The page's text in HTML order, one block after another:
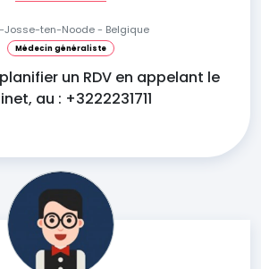
Josse-ten-Noode - Belgique
Médecin généraliste
un RDV en appelant le
au : +3222231711